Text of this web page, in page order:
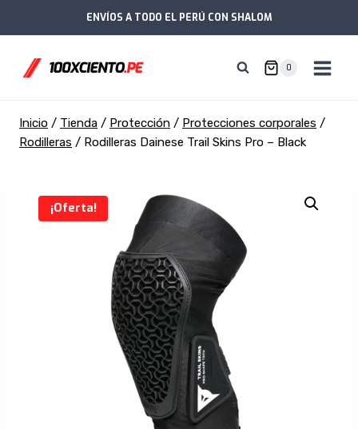
al
ENVÍOS A TODO EL PERÚ CON SHALOM
0
Inicio / Tienda / Protección / Protecciones corporales /
Rodilleras / Rodilleras Dainese Trail Skins Pro – Black
¡Oferta!